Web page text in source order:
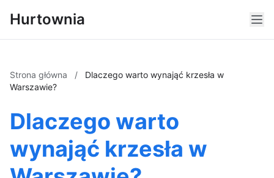
Hurtownia
Strona główna /
Dlaczego warto wynająć krzesła w
Warszawie?
Dlaczego warto
wynająć krzesła w